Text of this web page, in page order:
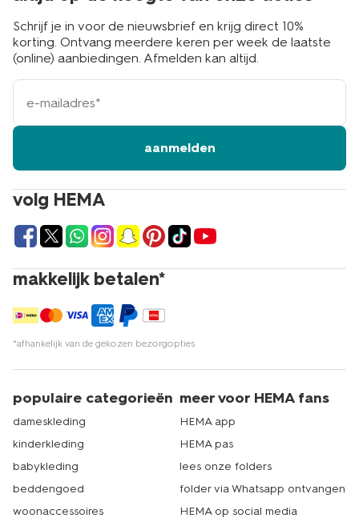
volg HEMA
makkelijk betalen*
*afhankelijk van de gekozen bezorgopties
Schrijf je in voor de nieuwsbrief en krijg direct 10%
korting. Ontvang meerdere keren per week de laatste
(online) aanbiedingen. Afmelden kan altijd.
e-
mailadres
aanmelden
populaire categorieën
dameskleding
kinderkleding
babykleding
beddengoed
woonaccessoires
meer voor HEMA fans
HEMA app
HEMA pas
lees onze folders
folder via Whatsapp ontvangen
HEMA op social media